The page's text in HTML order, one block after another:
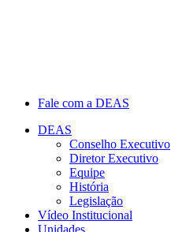
Fale com a DEAS
DEAS
Conselho Executivo
Diretor Executivo
Equipe
História
Legislação
Vídeo Institucional
Unidades